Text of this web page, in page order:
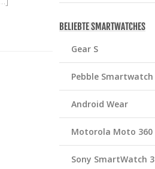
BELIEBTE SMARTWATCHES
Gear S
Pebble Smartwatch
Android Wear
Motorola Moto 360
Sony SmartWatch 3